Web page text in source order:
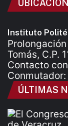
UBICACIÓN
Instituto
Tomás, C.P.
Contacto
ÚLTIMAS